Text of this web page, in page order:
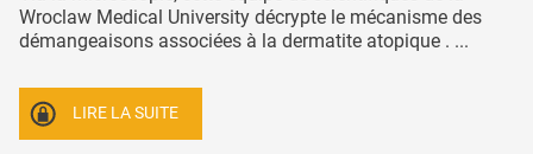
Wroclaw Medical University décrypte le mécanisme des
démangeaisons associées à la dermatite atopique . ...
LIRE LA SUITE